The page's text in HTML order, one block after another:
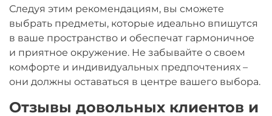
Следуя этим рекомендациям, вы сможете
выбрать предметы, которые идеально впишутся
в ваше пространство и обеспечат гармоничное
и приятное окружение. Не забывайте о своем
комфорте и индивидуальных предпочтениях –
они должны оставаться в центре вашего выбора.
Отзывы довольных клиентов и